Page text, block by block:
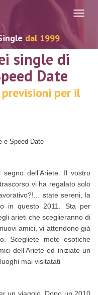
dal 1999
single di
Date
per il
e Speed Date
dell’Ariete. Il vostro
vi ha regalato solo
state sereni, la
in questo 2011. Sta per
arieti che sceglieranno di
amici, vi attendono già
Scegliete mete esotiche
dell’Ariete ed iniziate un
mai visitatati